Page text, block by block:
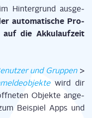
Hin­ter­grund aus­ge­
auto­ma­ti­sche Pro­
die Akku­lauf­zeit
und Grup­pen >
wird dir
Objek­te ange­
Bei­spiel Apps und